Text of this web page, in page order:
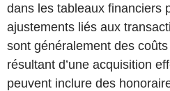
dans les tableaux financiers
ajustements liés aux
sont généralement des
résultant d’une acquisition
peuvent inclure des